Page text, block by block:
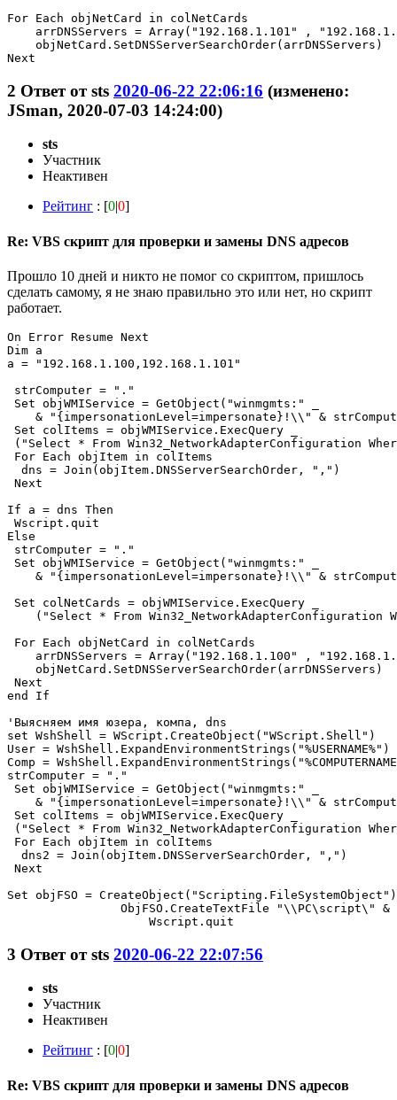
For Each objNetCard in colNetCards
arrDNSServers = Array("192.168.1.101" ,
    objNetCard.SetDNSServerSearchOrder(arrDNSServers)
Next
2 Ответ отsts 2020-06-22 22:06:16 (изменено:
JSmаn, 2020-07-03 14:24:00)
sts
Участник
Неактивен
Рейтинг : [0|0]
Re: VBS скрипт для проверки и замены DNS адресов
Прошло 10 дней и никто не помог со скриптом, пришлось
сделать самому, я не знаю правильно это или нет, но скрипт
работает.
On Error Resume Next
Dim a
a = "192.168.1.100,192.168.1.101"
strComputer = "."
Set objWMIService = GetObject("winmgmts:" _
& "{impersonationLevel=impersonate}!\\" &
Set colItems = objWMIService.ExecQuery _
("Select * From Win32_NetworkAdapterConfiguration
For Each objItem in colItems
  dns = Join(objItem.DNSServerSearchOrder, ",")
Next
If a = dns Then
Wscript.quit
Else
strComputer = "."
Set objWMIService = GetObject("winmgmts:" _
& "{impersonationLevel=impersonate}!\\" &
Set colNetCards = objWMIService.ExecQuery _
("Select * From Win32_NetworkAdapterConfiguration
For Each objNetCard in colNetCards
arrDNSServers = Array("192.168.1.100" ,
    objNetCard.SetDNSServerSearchOrder(arrDNSServers)
Next
end If
'Выясняем имя юзера, компа, dns
set WshShell = WScript.CreateObject("WScript.Shell")
User = WshShell.ExpandEnvironmentStrings("%USERNAME%")
Comp =
strComputer = "."
Set objWMIService = GetObject("winmgmts:" _
& "{impersonationLevel=impersonate}!\\" &
Set colItems = objWMIService.ExecQuery _
("Select * From Win32_NetworkAdapterConfiguration
For Each objItem in colItems
  dns2 = Join(objItem.DNSServerSearchOrder, ",")
Next
Set objFSO = CreateObject("Scripting.FileSystemObject")
Wscript.quit
3 Ответ отsts 2020-06-22 22:07:56
sts
Участник
Неактивен
Рейтинг : [0|0]
Re: VBS скрипт для проверки и замены DNS адресов